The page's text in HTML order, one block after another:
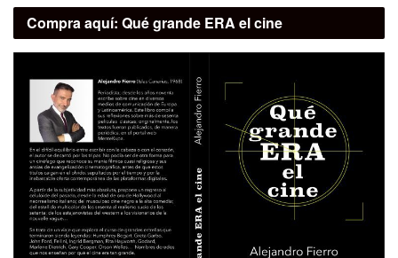
Compra aquí: Qué grande ERA el cine